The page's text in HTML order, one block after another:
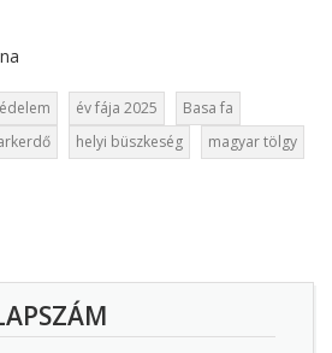
év fája 2025
Basa fa
helyi büszkeség magyar tölgy